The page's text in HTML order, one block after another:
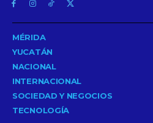
MÉRIDA
YUCATÁN
NACIONAL
INTERNACIONAL
SOCIEDAD Y NEGOCIOS
TECNOLOGÍA